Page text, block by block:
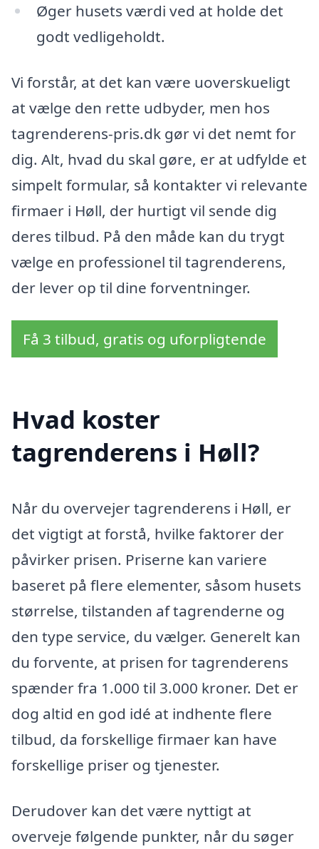
Øger husets værdi ved at holde det
godt vedligeholdt.
Vi forstår, at det kan være uoverskueligt
at vælge den rette udbyder, men hos
tagrenderens-pris.dk gør vi det nemt for
dig. Alt, hvad du skal gøre, er at udfylde et
simpelt formular, så kontakter vi relevante
firmaer i Høll, der hurtigt vil sende dig
deres tilbud. På den måde kan du trygt
vælge en professionel til tagrenderens,
der lever op til dine forventninger.
Få 3 tilbud, gratis og uforpligtende
Hvad koster
tagrenderens i Høll?
Når du overvejer tagrenderens i Høll, er
det vigtigt at forstå, hvilke faktorer der
påvirker prisen. Priserne kan variere
baseret på flere elementer, såsom husets
størrelse, tilstanden af tagrenderne og
den type service, du vælger. Generelt kan
du forvente, at prisen for tagrenderens
spænder fra 1.000 til 3.000 kroner. Det er
dog altid en god idé at indhente flere
tilbud, da forskellige firmaer kan have
forskellige priser og tjenester.
Derudover kan det være nyttigt at
overveje følgende punkter, når du søger